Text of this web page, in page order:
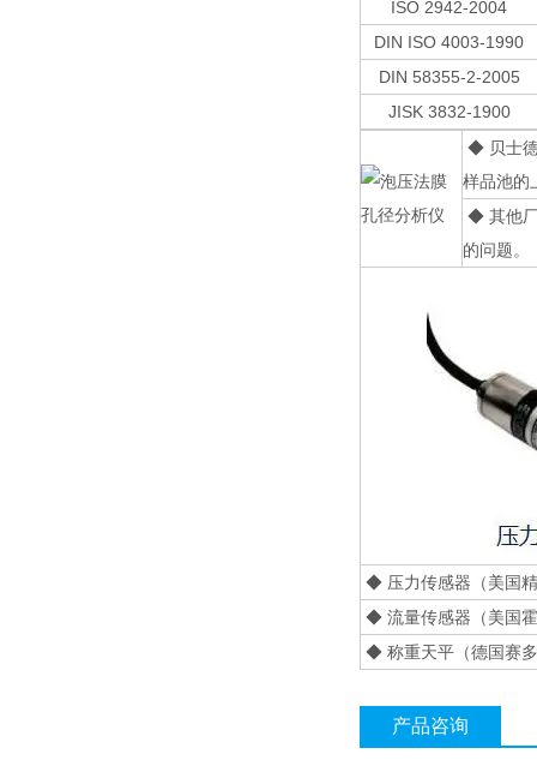
ISO 2942-2004
DIN ISO 4003-1990
DIN 58355-2-2005
JISK 3832-1900
◆ 贝士德
样品池的
◆ 其他厂
的问题。
◆ 压力传感器（美国
◆ 流量传感器（美国
◆ 称重天平（德国赛
产品咨询